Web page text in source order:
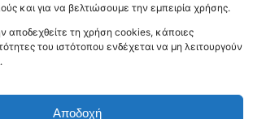
και για να βελτιώσουμε την εμπειρία χρήσης.
αποδεχθείτε τη χρήση cookies, κάποιες
του ιστότοπου ενδέχεται να μη λειτουργούν
Αποδοχή
NEWSLETTER